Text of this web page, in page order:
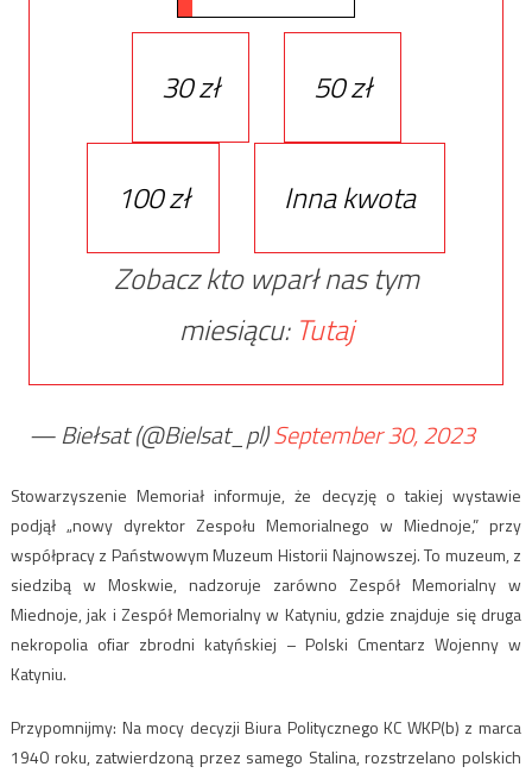
30 zł 50 zł
100 zł
Inna kwota
Zobacz kto wparł nas tym
miesiącu: Tutaj
— Biełsat (@Bielsat_pl)September 30, 2023
Stowarzyszenie Memoriał informuje, że decyzję o takiej wystawie
podjął „nowy dyrektor Zespołu Memorialnego w Miednoje,” przy
współpracy z Państwowym Muzeum Historii Najnowszej. To muzeum, z
siedzibą w Moskwie, nadzoruje zarówno Zespół Memorialny w
Miednoje, jak i Zespół Memorialny w Katyniu, gdzie znajduje się druga
nekropolia ofiar zbrodni katyńskiej – Polski Cmentarz Wojenny w
Katyniu.
Przypomnijmy: Na mocy decyzji Biura Politycznego KC WKP(b) z marca
1940 roku, zatwierdzoną przez samego Stalina, rozstrzelano polskich